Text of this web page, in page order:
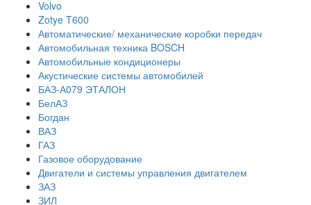
Volvo
Zotye T600
Автоматические/ механические коробки передач
Автомобильная техника BOSCH
Автомобильные кондиционеры
Акустические системы автомобилей
БАЗ-А079 ЭТАЛОН
БелАЗ
Богдан
ВАЗ
ГАЗ
Газовое оборудование
Двигатели и системы управления двигателем
ЗАЗ
ЗИЛ